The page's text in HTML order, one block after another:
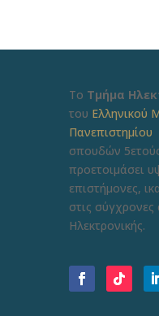
Το Τμήμα
του Ελληνικού
Πανεπιστημίου
σπουδών
προετοιμάσει
επιστήμονες,
στις σύγχρονες
Ηλεκτρονικής.